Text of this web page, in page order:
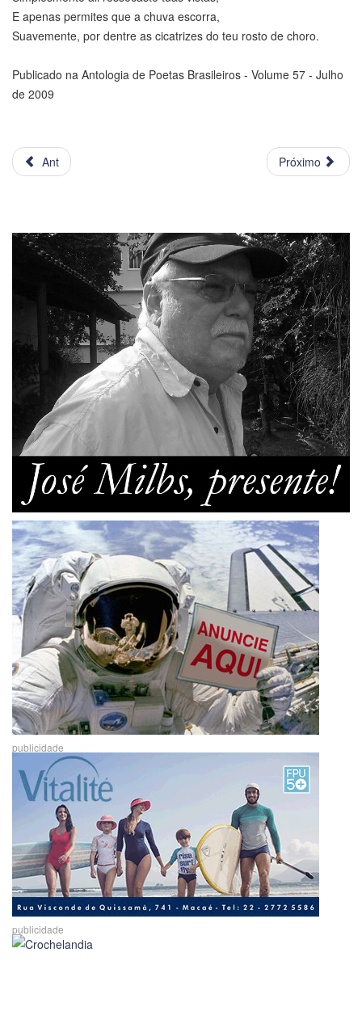
E apenas permites que a chuva escorra,
Suavemente, por dentre as cicatrizes do teu rosto de choro.
Publicado na Antologia de Poetas Brasileiros - Volume 57 - Julho
de 2009
Ant Próximo
publicidade
publicidade